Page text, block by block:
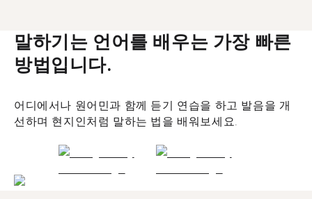
말하기는 언어를 배우는 가장 빠른
방법입니다.
어디에서나 원어민과 함께 듣기 연습을 하고 발음을 개
선하며 현지인처럼 말하는 법을 배워보세요.